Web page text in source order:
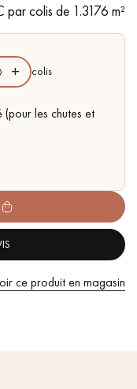
parquet.
appelle
nœuds < 10 mm et
colis de 1.3176 m²
les chutes et
+ colis
ce produit en magasin